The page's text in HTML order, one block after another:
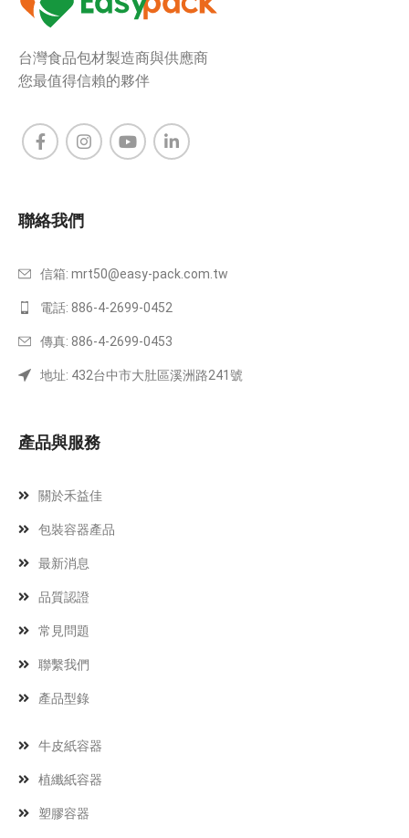
台灣食品包材製造商與供應商
您最值得信賴的夥伴
聯絡我們
信箱: mrt50@easy-pack.com.tw
電話: 886-4-2699-0452
傳真: 886-4-2699-0453
地址: 432台中市大肚區溪洲路241號
產品與服務
關於禾益佳
包裝容器產品
最新消息
品質認證
常見問題
聯繫我們
產品型錄
牛皮紙容器
植纖紙容器
塑膠容器